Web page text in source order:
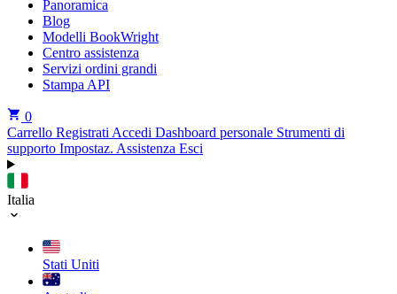
Panoramica
Blog
Modelli BookWright
Centro assistenza
Servizi ordini grandi
Stampa API
0
Carrello Registrati Accedi Dashboard personale Strumenti di
supporto Impostaz. Assistenza Esci
Italia
Stati Uniti